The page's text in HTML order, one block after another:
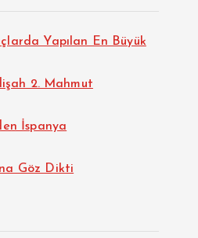
Yapılan En Büyük
2. Mahmut
İspanya
Göz Dikti